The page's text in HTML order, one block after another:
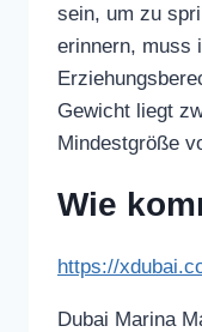
sein, um zu
erinnern, muss
Gewicht liegt
Mindestgröße
Wie
https://
Dubai Marina